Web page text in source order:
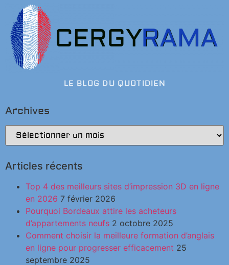
LE BLOG DU QUOTIDIEN
Archives
Articles récents
Top 4 des meilleurs sites d’impression 3D en ligne
en 2026 7 février 2026
Pourquoi Bordeaux attire les acheteurs
d’appartements neufs 2 octobre 2025
Comment choisir la meilleure formation d’anglais
en ligne pour progresser efficacement 25
septembre 2025